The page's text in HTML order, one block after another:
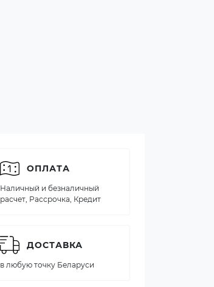
ОПЛАТА
Наличный и безналичный
расчет, Рассрочка, Кредит
ДОСТАВКА
в любую точку Беларуси